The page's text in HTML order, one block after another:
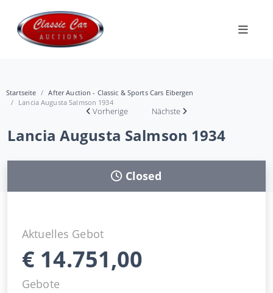
Startseite
After Auction - Classic & Sports Cars Eibergen
Lancia Augusta Salmson 1934
Vorherige Nächste
Lancia Augusta Salmson 1934
Closed
Aktuelles Gebot
€ 14.751,00
Gebote